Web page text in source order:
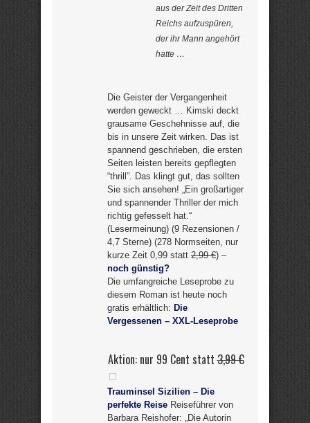
aus der Zeit des Dritten
Reichs aufzuspüren,
der ihr Mann angehört
hatte …
Die Geister der Vergangenheit
werden geweckt … Kimski deckt
grausame Geschehnisse auf, die
bis in unsere Zeit wirken. Das ist
spannend geschrieben, die ersten
Seiten leisten bereits gepflegten
“thrill”. Das klingt gut, das sollten
Sie sich ansehen! „Ein großartiger
und spannender Thriller der mich
richtig gefesselt hat.“
(Lesermeinung) (9 Rezensionen /
4,7 Sterne) (278 Normseiten, nur
kurze Zeit 0,99 statt 2,99 €) –
noch günstig?
Die umfangreiche Leseprobe zu
diesem Roman ist heute noch
gratis erhältlich: Die
Vergessenen – XXL-Leseprobe
Aktion: nur 99 Cent statt3,99 €
Trauminsel Sizilien – Die
perfekte Reise Reiseführer von
Barbara Reishofer: „Die Autorin